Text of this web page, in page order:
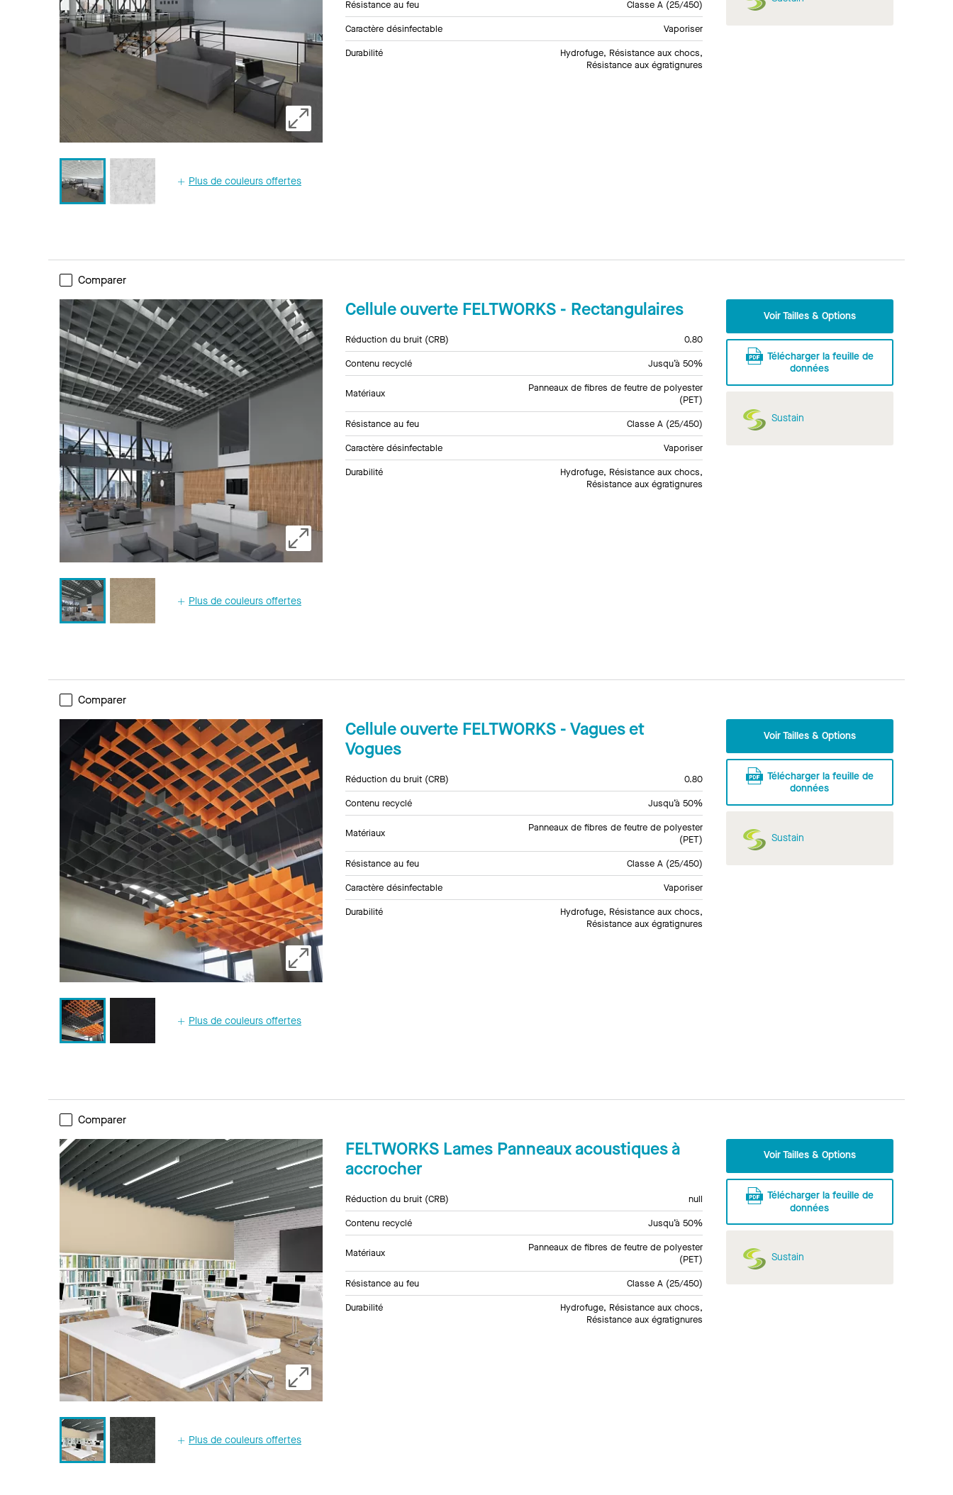
Plus de couleurs offertes
Résistance au feu
Classe A (25/450)
Caractère désinfectable
Vaporiser
Durabilité
Hydrofuge, Résistance aux chocs,
Résistance aux égratignures
Comparer
Plus de couleurs offertes
Cellule ouverte FELTWORKS - Rectangulaires
Réduction du bruit (CRB)
0.80
Contenu recyclé
Jusqu’à 50%
Matériaux
Panneaux de fibres de feutre de polyester
(PET)
Résistance au feu
Classe A (25/450)
Caractère désinfectable
Vaporiser
Durabilité
Hydrofuge, Résistance aux chocs,
Résistance aux égratignures
Voir Tailles & Options
Télécharger la feuille de
données
Sustain
Comparer
Plus de couleurs offertes
Cellule ouverte FELTWORKS - Vagues et
Vogues
Réduction du bruit (CRB)
0.80
Contenu recyclé
Jusqu’à 50%
Matériaux
Panneaux de fibres de feutre de polyester
(PET)
Résistance au feu
Classe A (25/450)
Caractère désinfectable
Vaporiser
Durabilité
Hydrofuge, Résistance aux chocs,
Résistance aux égratignures
Voir Tailles & Options
Télécharger la feuille de
données
Sustain
Comparer
Plus de couleurs offertes
FELTWORKS Lames Panneaux acoustiques à
accrocher
Réduction du bruit (CRB)
null
Contenu recyclé
Jusqu’à 50%
Matériaux
Panneaux de fibres de feutre de polyester
(PET)
Résistance au feu
Classe A (25/450)
Durabilité
Hydrofuge, Résistance aux chocs,
Résistance aux égratignures
Voir Tailles & Options
Télécharger la feuille de
données
Sustain